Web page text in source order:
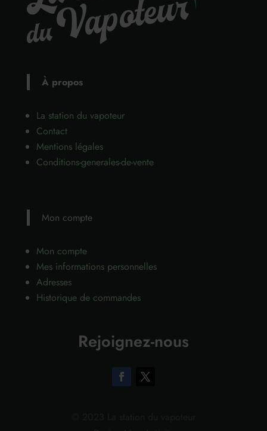
À propos
La station du vapoteur
Contact
Mentions légales
Conditions-generales-de-vente
Mon compte
Mon compte
Mes informations personnelles
Adresses
Historique de commandes
Rejoignez-nous